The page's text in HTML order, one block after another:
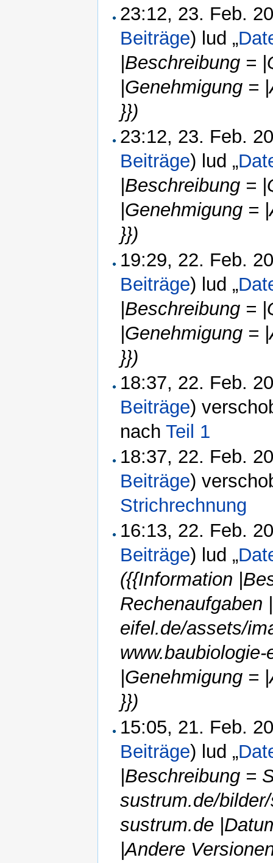
23:12, 23. Feb.
Beiträge) lud „
|Beschreibung =
|Genehmigung =
}})
23:12, 23. Feb.
Beiträge) lud „
|Beschreibung =
|Genehmigung =
}})
19:29, 22. Feb.
Beiträge) lud „
|Beschreibung =
|Genehmigung =
}})
18:37, 22. Feb.
Beiträge)
nachTeil 1
18:37, 22. Feb.
Beiträge)
Strichrechnung
16:13, 22. Feb.
Beiträge) lud „
({{Information
Rechenaufgaben
eifel.de/assets/
|Genehmigung =
}})
15:05, 21. Feb.
Beiträge) lud „
|Beschreibung =
sustrum.de/
sustrum.de
|Andere